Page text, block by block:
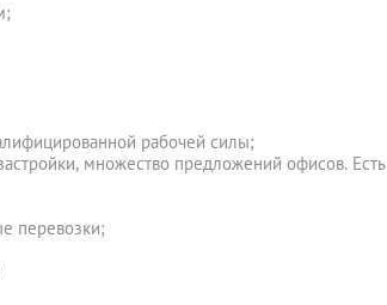
рабочей силы;
множество предложений офисов. Есть
перевозки;